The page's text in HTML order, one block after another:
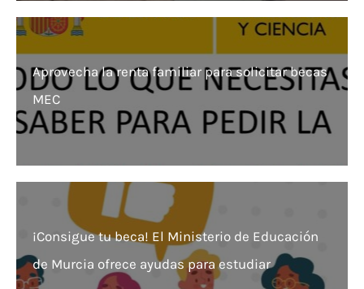
Aprovecha la renta familiar para solicitar becas
MEC
¡Consigue tu beca! El Ministerio de Educación
de Murcia ofrece ayudas para estudiar